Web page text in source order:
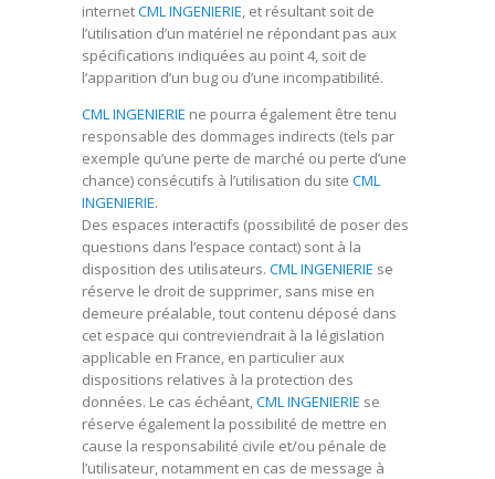
internetCML INGENIERIE, et résultant soit de
l’utilisation d’un matériel ne répondant pas aux
spécifications indiquées au point 4, soit de
l’apparition d’un bug ou d’une incompatibilité.
CML INGENIERIE ne pourra également être tenu
responsable des dommages indirects (tels par
exemple qu’une perte de marché ou perte d’une
chance) consécutifs à l’utilisation du site CML
INGENIERIE.
Des espaces interactifs (possibilité de poser des
questions dans l’espace contact) sont à la
disposition des utilisateurs. CML INGENIERIE se
réserve le droit de supprimer, sans mise en
demeure préalable, tout contenu déposé dans
cet espace qui contreviendrait à la législation
applicable en France, en particulier aux
dispositions relatives à la protection des
données. Le cas échéant,CML INGENIERIE se
réserve également la possibilité de mettre en
cause la responsabilité civile et/ou pénale de
l’utilisateur, notamment en cas de message à